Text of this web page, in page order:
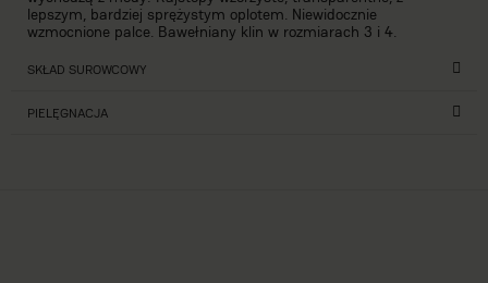
lepszym, bardziej sprężystym oplotem. Niewidocznie
wzmocnione palce. Bawełniany klin w rozmiarach 3 i 4.
SKŁAD SUROWCOWY
PIELĘGNACJA